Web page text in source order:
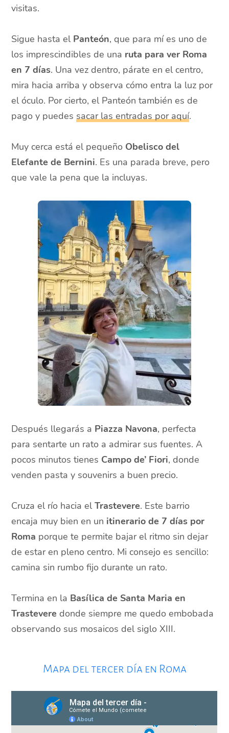
visitas.
Sigue hasta el Panteón, que para mí es uno de
los imprescindibles de una ruta para ver Roma
en 7 días. Una vez dentro, párate en el centro,
mira hacia arriba y observa cómo entra la luz por
el óculo. Por cierto, el Panteón también es de
pago y puedessacar las entradas por aquí.
Muy cerca está el pequeño Obelisco del
Elefante de Bernini. Es una parada breve, pero
que vale la pena que la incluyas.
Después llegarás a Piazza Navona, perfecta
para sentarte un rato a admirar sus fuentes. A
pocos minutos tienes Campo de’ Fiori, donde
venden pasta y souvenirs a buen precio.
Cruza el río hacia elTrastevere. Este barrio
encaja muy bien en un itinerario de 7 días por
Roma porque te permite bajar el ritmo sin dejar
de estar en pleno centro. Mi consejo es sencillo:
camina sin rumbo fijo durante un rato.
Termina en la Basílica de Santa Maria en
Trastevere donde siempre me quedo embobada
observando sus mosaicos del siglo XIII.
Mapa del tercer día en Roma